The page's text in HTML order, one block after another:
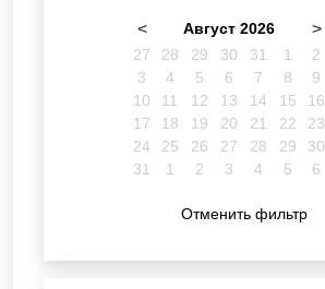
< Август 2026 >
27 28 29 30 31 1
2
3
4 5 6 7 8
9
10
11 12 13 14 15
16
17
18 19 20 21 22
23
24
25 26 27 28 29
30
31
1 2 3 4 5 6
Отменить фильтр